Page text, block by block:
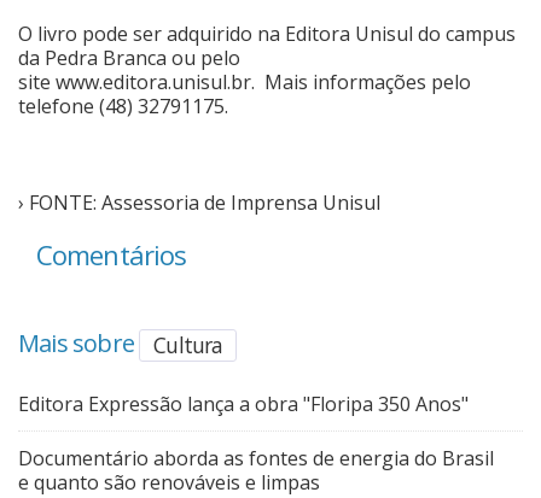
O livro pode ser adquirido na Editora Unisul do campus
da Pedra Branca ou pelo
site www.editora.unisul.br. Mais informações pelo
telefone (48) 32791175.
› FONTE: Assessoria de Imprensa Unisul
Comentários
Mais sobre Cultura
Editora Expressão lança a obra "Floripa 350 Anos"
Documentário aborda as fontes de energia do Brasil
e quanto são renováveis e limpas